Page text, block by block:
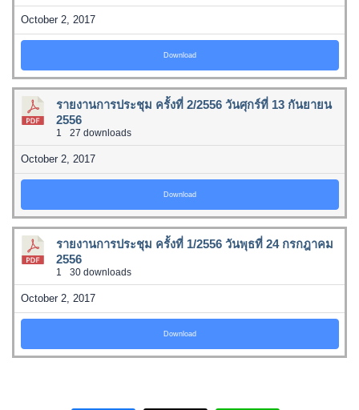
October 2, 2017
Download
รายงานการประชุม ครั้งที่ 2/2556 วันศุกร์ที่ 13 กันยายน
2556
1 27 downloads
October 2, 2017
Download
รายงานการประชุม ครั้งที่ 1/2556 วันพุธที่ 24 กรกฎาคม
2556
1 30 downloads
October 2, 2017
Download